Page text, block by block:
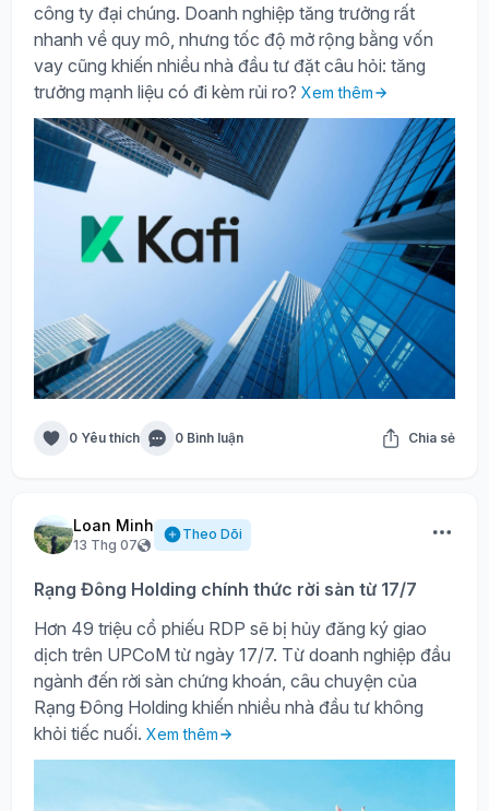
công ty đại chúng. Doanh nghiệp tăng trưởng rất
nhanh về quy mô, nhưng tốc độ mở rộng bằng vốn
vay cũng khiến nhiều nhà đầu tư đặt câu hỏi: tăng
trưởng mạnh liệu có đi kèm rủi ro? Xem thêm
0 Yêu thích 0 Bình luận Chia sẻ
Loan Minh
13 Thg 07
Theo Dõi
Rạng Đông Holding chính thức rời sàn từ 17/7
Hơn 49 triệu cổ phiếu RDP sẽ bị hủy đăng ký giao
dịch trên UPCoM từ ngày 17/7. Từ doanh nghiệp đầu
ngành đến rời sàn chứng khoán, câu chuyện của
Rạng Đông Holding khiến nhiều nhà đầu tư không
khỏi tiếc nuối. Xem thêm